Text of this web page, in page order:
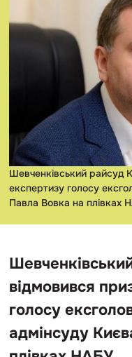
Шевченківський райсуд
експертизу голосу
Павла Вовка на плівках
відмовився
голосу
адмінсуду